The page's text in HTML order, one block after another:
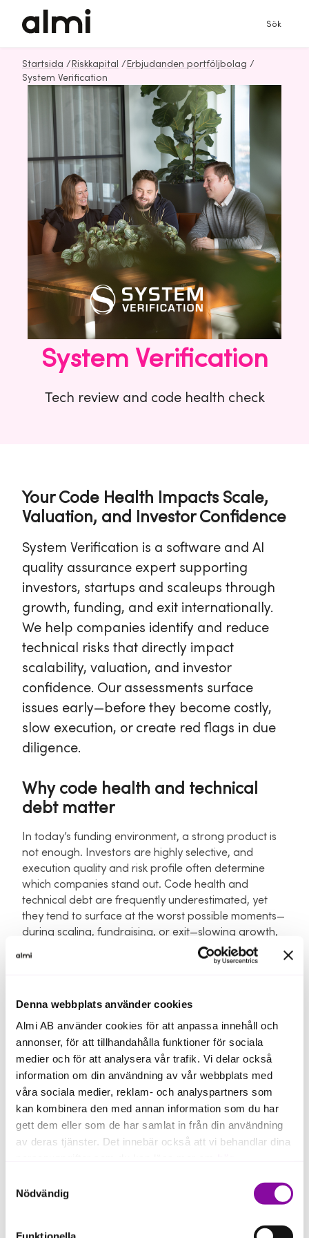
Denna webbplats använder cookies
Almi AB använder cookies för att anpassa innehåll och
annonser, för att tillhandahålla funktioner för sociala
medier och för att analysera vår trafik. Vi delar också
information om din användning av vår webbplats med
våra sociala medier, reklam- och analyspartners som
kan kombinera den med annan information som du har
gett dem eller som de har samlat in från din användning
av deras tjänster. Det innebär också att vi behandlar dina
Om du klickar på avvisa kommer användning av kakor
eller delning av information enligt ovan, inte att ske,
förutom för kakor som är nödvändiga för att hemsidan
Nödvändig
Sök
Startsida / Riskkapital / Erbjudanden portföljbolag /
System Verification
System Verification
Tech review and code health check
Your Code Health Impacts Scale,
Valuation, and Investor Confidence
System Verification is a software and AI
quality assurance expert supporting
investors, startups and scaleups through
growth, funding, and exit internationally.
We help companies identify and reduce
technical risks that directly impact
scalability, valuation, and investor
confidence. Our assessments surface
issues early—before they become costly,
slow execution, or create red flags in due
diligence.
Why code health and technical
debt matter
In today’s funding environment, a strong product is
not enough. Investors are highly selective, and
execution quality and risk profile often determine
which companies stand out. Code health and
technical debt are frequently underestimated, yet
they tend to surface at the worst possible moments—
during scaling, fundraising, or exit—slowing growth,
increasing risk, and driving up future costs.
engineering, reduced risk, and a scalable, fundable
business.
Early Tech Review
A fast, high-impact snapshot of your software’s
technical health from an investor perspective. The
Early Tech Review focuses on code quality,
maintainability, and key contributors to identify early
red flags affecting scalability or valuation. It is an
decisions, or future Tech Due Diligence, delivered as
a concise red-flag report with clear priorities.
Normal price